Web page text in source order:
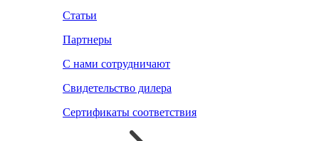
Статьи
Партнеры
С нами сотрудничают
Свидетельство дилера
Сертификаты соответствия